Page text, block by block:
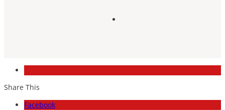
Share This
Facebook